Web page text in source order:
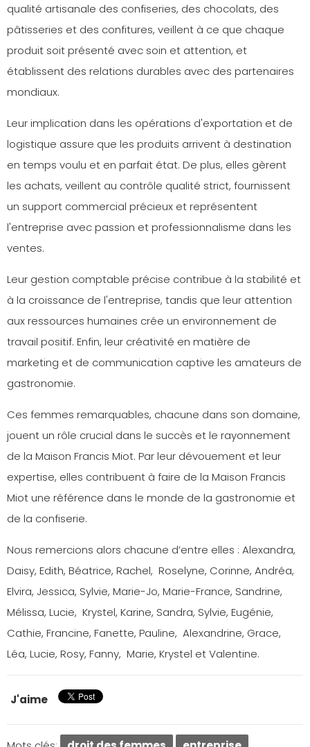
qualité artisanale des confiseries, des chocolats, des
pâtisseries et des confitures, veillent à ce que chaque
produit soit présenté avec soin et attention, et
établissent des relations durables avec des partenaires
mondiaux.
Leur implication dans les opérations d'exportation et de
logistique assure que les produits arrivent à destination
en temps voulu et en parfait état. De plus, elles gèrent
les achats, veillent au contrôle qualité strict, fournissent
un support commercial précieux et représentent
l'entreprise avec passion et professionnalisme dans les
ventes.
Leur gestion comptable précise contribue à la stabilité et
à la croissance de l'entreprise, tandis que leur attention
aux ressources humaines crée un environnement de
travail positif. Enfin, leur créativité en matière de
marketing et de communication captive les amateurs de
gastronomie.
Ces femmes remarquables, chacune dans son domaine,
jouent un rôle crucial dans le succès et le rayonnement
de la Maison Francis Miot. Par leur dévouement et leur
expertise, elles contribuent à faire de la Maison Francis
Miot une référence dans le monde de la gastronomie et
de la confiserie.
Nous remercions alors chacune d’entre elles : Alexandra,
Daisy, Edith, Béatrice, Rachel, Roselyne, Corinne, Andréa,
Elvira, Jessica, Sylvie, Marie-Jo, Marie-France, Sandrine,
Mélissa, Lucie, Krystel, Karine, Sandra, Sylvie, Eugénie,
Cathie, Francine, Fanette, Pauline, Alexandrine, Grace,
Léa, Lucie, Rosy, Fanny, Marie, Krystel et Valentine.
J'aime